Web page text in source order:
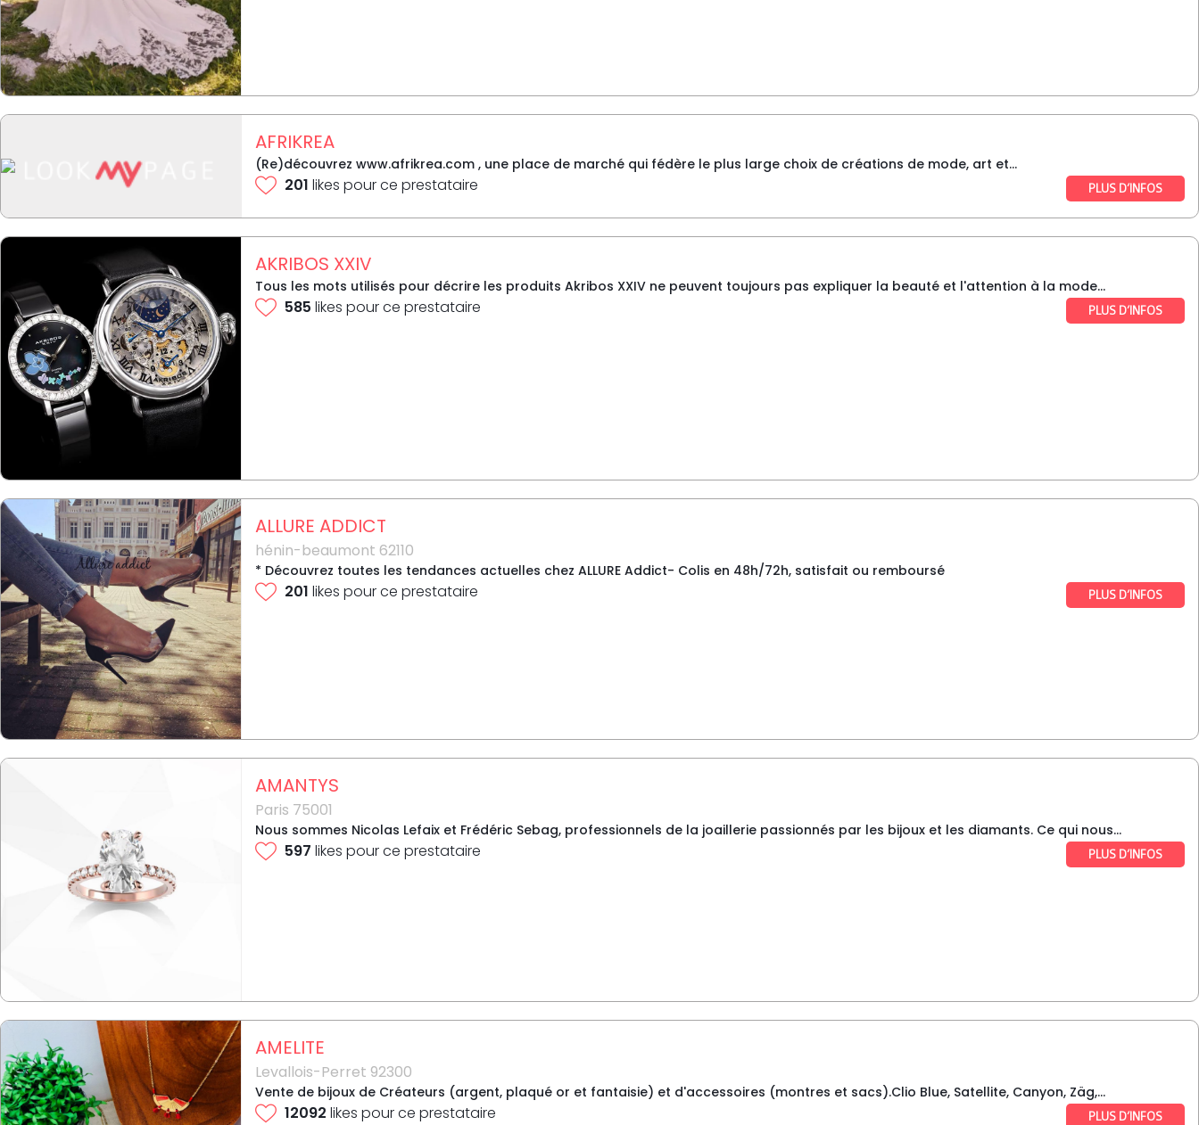
AFRIKREA
(Re)découvrez www.afrikrea.com , une place de marché qui fédère le plus large choix de créations de mode, art et...
201 likes pour ce prestataire PLUS D’INFOS
AKRIBOS XXIV
Tous les mots utilisés pour décrire les produits Akribos XXIV ne peuvent toujours pas expliquer la beauté et l'attention à la mode...
585 likes pour ce prestataire PLUS D’INFOS
ALLURE ADDICT
hénin-beaumont 62110
* Découvrez toutes les tendances actuelles chez ALLURE Addict- Colis en 48h/72h, satisfait ou remboursé
201 likes pour ce prestataire PLUS D’INFOS
AMANTYS
Paris 75001
Nous sommes Nicolas Lefaix et Frédéric Sebag, professionnels de la joaillerie passionnés par les bijoux et les diamants. Ce qui nous...
597 likes pour ce prestataire PLUS D’INFOS
AMELITE
Levallois-Perret 92300
Vente de bijoux de Créateurs (argent, plaqué or et fantaisie) et d'accessoires (montres et sacs).Clio Blue, Satellite, Canyon, Zäg,...
12092 likes pour ce prestataire PLUS D’INFOS